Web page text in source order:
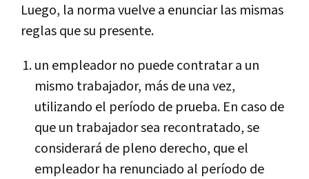
Luego, la norma vuelve a enunciar las mismas
reglas que su presente.
un empleador no puede contratar a un
mismo trabajador, más de una vez,
utilizando el período de prueba. En caso de
que un trabajador sea recontratado, se
considerará de pleno derecho, que el
empleador ha renunciado al período de